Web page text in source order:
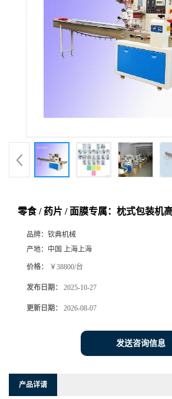
零食 / 药片 / 面膜专属：枕式包装机
品牌： 钦典机械
产地： 中国 上海上海
价格： ￥38800/台
发布日期： 2025-10-27
更新日期： 2026-08-07
发送咨询信息
产品详请